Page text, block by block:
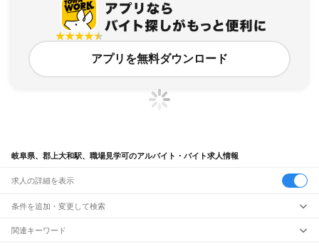
アプリを無料ダウンロード
岐阜県、郡上大和駅、職場見学可のアルバイト・バイト求人情報
求人の詳細を表示
条件を追加・変更して検索
市区町村を追加・変更
関連キーワード